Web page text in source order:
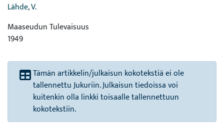
Lähde, V.
Maaseudun Tulevaisuus
1949
Tämän artikkelin/julkaisun kokotekstiä ei ole
tallennettu Jukuriin. Julkaisun tiedoissa voi
kuitenkin olla linkki toisaalle tallennettuun
kokotekstiin.